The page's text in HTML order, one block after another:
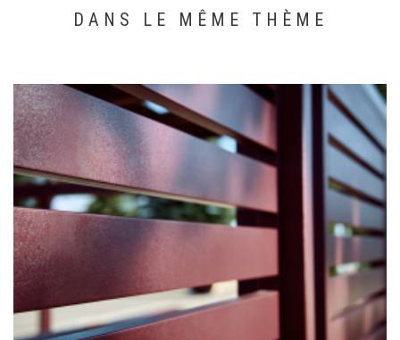
DANS LE MÊME THÈME